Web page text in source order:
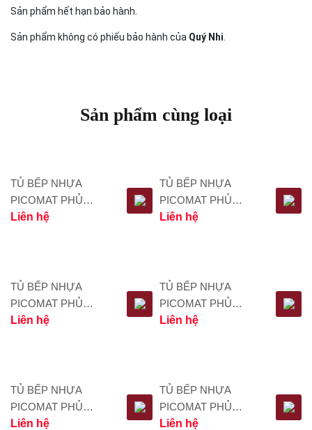
Sản phẩm hết hạn bảo hành.
Sản phẩm không có phiếu bảo hành của Quý Nhi
Sản phẩm cùng loại
TỦ BẾP NHỰA
PICOMAT PHỦ
ACRYLIC TBA009
Liên hệ
TỦ BẾP NHỰA
PICOMAT PHỦ
ACRYLIC TBA008
Liên hệ
TỦ BẾP NHỰA
PICOMAT PHỦ
ACRYLIC TBA007
Liên hệ
TỦ BẾP NHỰA
PICOMAT PHỦ
ACRYLIC TBA006
Liên hệ
TỦ BẾP NHỰA
PICOMAT PHỦ
ACRYLIC TBA005
Liên hệ
TỦ BẾP NHỰA
PICOMAT PHỦ
ACRYLIC TBA004
Liên hệ